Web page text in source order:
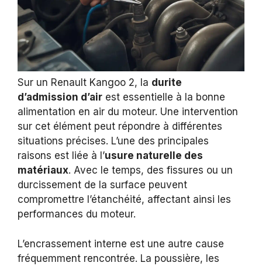
Sur un Renault Kangoo 2, la durite
d’admission d’air est essentielle à la bonne
alimentation en air du moteur. Une intervention
sur cet élément peut répondre à différentes
situations précises. L’une des principales
raisons est liée à l’usure naturelle des
matériaux. Avec le temps, des fissures ou un
durcissement de la surface peuvent
compromettre l’étanchéité, affectant ainsi les
performances du moteur.
L’encrassement interne est une autre cause
fréquemment rencontrée. La poussière, les